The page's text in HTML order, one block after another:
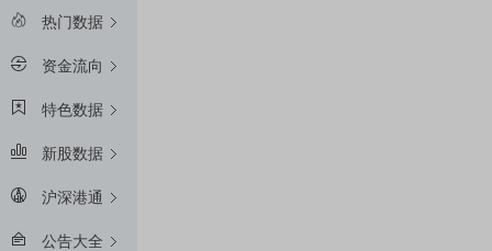
热门数据
资金流向
特色数据
新股数据
沪深港通
公告大全